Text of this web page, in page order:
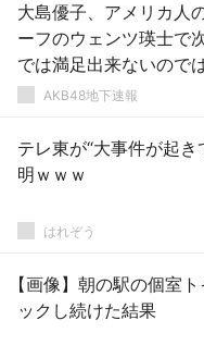
大島優子、アメリカ人
ーフのウェンツ瑛士で
では満足出来ないのでは
AKB48地下速報
テレ東が“大事件が起
明ｗｗｗ
はれぞう
【画像】朝の駅の個室
ックし続けた結果